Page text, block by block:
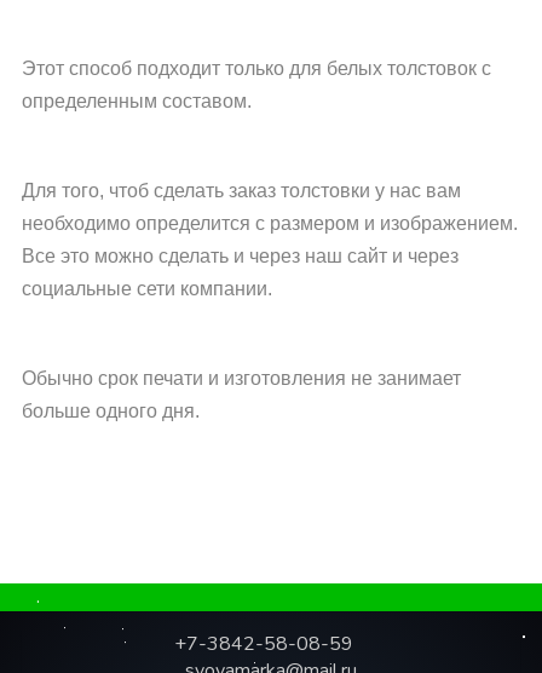
Этот способ подходит только для белых толстовок с
определенным составом.
Для того, чтоб сделать заказ толстовки у нас вам
необходимо определится с размером и изображением.
Все это можно сделать и через наш сайт и через
социальные сети компании.
Обычно срок печати и изготовления не занимает
больше одного дня.
.
+7-3842-58-08-59